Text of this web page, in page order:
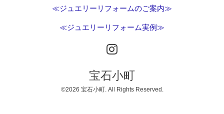
≪ジュエリーリフォームのご案内≫
≪ジュエリーリフォーム実例≫
宝石小町
©2026 宝石小町. All Rights Reserved.